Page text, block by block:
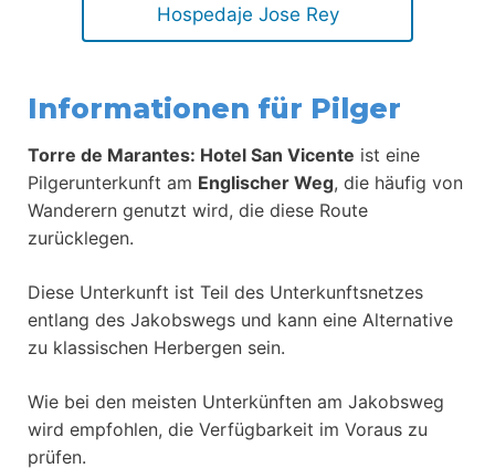
Hospedaje Jose Rey
Informationen für Pilger
Torre de Marantes: Hotel San Vicente ist eine
Pilgerunterkunft am Englischer Weg, die häufig von
Wanderern genutzt wird, die diese Route
zurücklegen.
Diese Unterkunft ist Teil des Unterkunftsnetzes
entlang des Jakobswegs und kann eine Alternative
zu klassischen Herbergen sein.
Wie bei den meisten Unterkünften am Jakobsweg
wird empfohlen, die Verfügbarkeit im Voraus zu
prüfen.